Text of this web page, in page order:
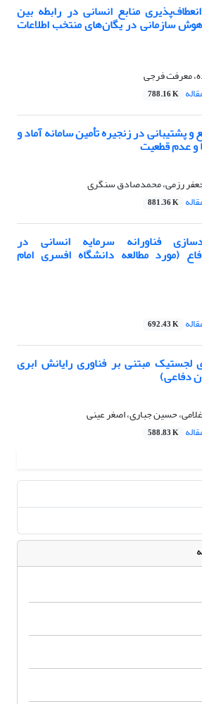
منابع انسانی در رابطه بین
سازمانی در یگان‌های منتخب اطلاعات
معرفت فرجی
788.16 K
و پشتیبانی در زنجیره تأمین سامانه آماد و
و عدم قطعیت
رزمی، محمدصادق سنگری
881.36 K
فناورانه سرمایه انسانی در
(مورد مطالعه دانشگاه افسری امام
692.43 K
لجستیک مبتنی بر فناوری رایانش ابری
دفاعی)
حسین جباری، اصغر عینی
588.83 K